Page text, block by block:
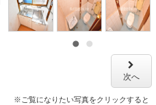
次へ
※ご覧になりたい写真をクリックすると